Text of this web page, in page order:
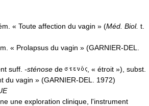
« Toute affection du vagin » (Méd. Biol. t.
« Prolapsus du vagin » (GARNIER-DEL.
suff. -sténose de
, « étroit »), subst.
du vagin » (GARNIER-DEL. 1972)
une exploration clinique, l'instrument